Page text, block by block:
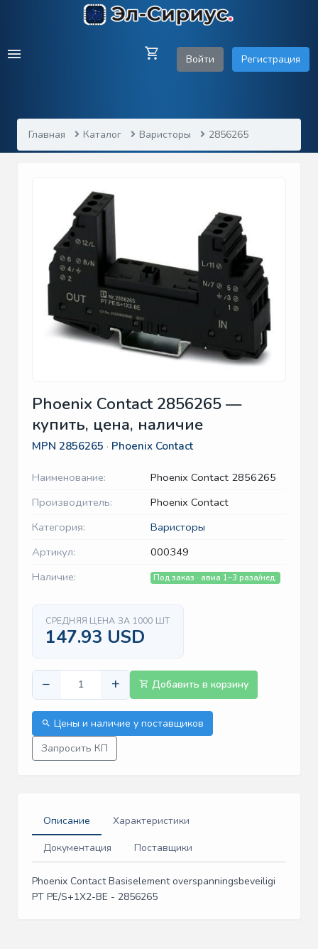
Войти Регистрация
Главная Каталог Варисторы 2856265
Phoenix Contact 2856265 —
купить, цена, наличие
MPN 2856265 · Phoenix Contact
Наименование:
Phoenix Contact 2856265
Производитель:
Phoenix Contact
Категория:
Варисторы
Артикул:
000349
Наличие:
Под заказ · авиа 1–3 раза/нед.
СРЕДНЯЯ ЦЕНА ЗА 1000 ШТ
147.93 USD
− + Добавить в корзину
Цены и наличие у поставщиков
Запросить КП
Описание
Характеристики
Документация
Поставщики
Phoenix Contact Basiselement overspanningsbeveiligi
PT PE/S+1X2-BE - 2856265